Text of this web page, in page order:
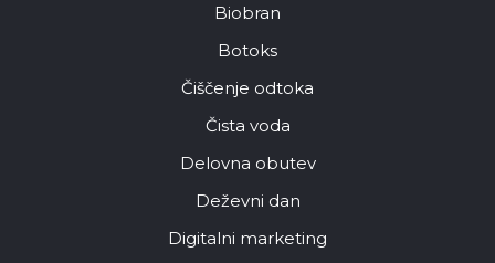
Biobran
Botoks
Čiščenje odtoka
Čista voda
Delovna obutev
Deževni dan
Digitalni marketing